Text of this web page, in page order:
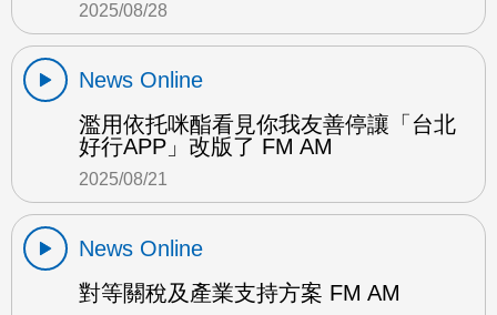
2025/08/28
News Online
濫用依托咪酯看見你我友善停讓「台北
好行APP」改版了 FM AM
2025/08/21
News Online
對等關稅及產業支持方案 FM AM